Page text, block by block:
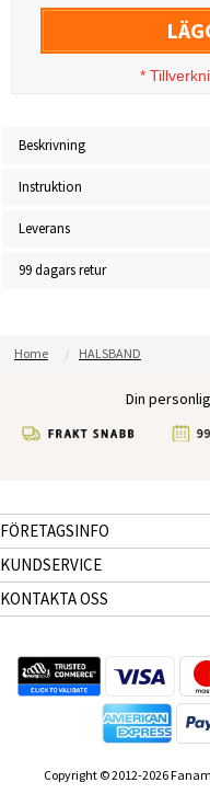
*
Beskrivning
Instruktion
Leverans
99 dagars retur
Home HALSBAND
Din
FÖRETAGSINFO
KUNDSERVICE
KONTAKTA OSS
Copyright © 2012-2026